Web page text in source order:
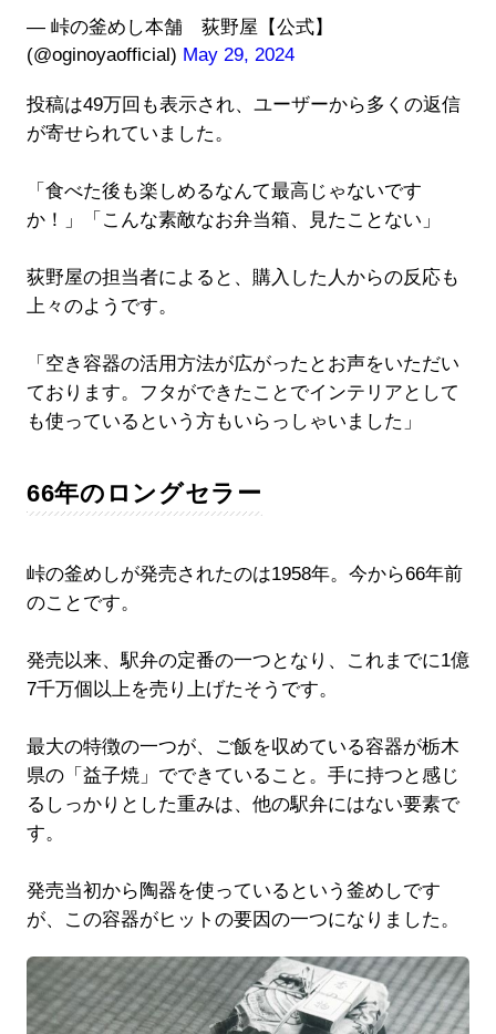
— 峠の釜めし本舗 荻野屋【公式】
(@oginoyaofficial) May 29, 2024
投稿は49万回も表示され、ユーザーから多くの返信
が寄せられていました。
「食べた後も楽しめるなんて最高じゃないです
か！」「こんな素敵なお弁当箱、見たことない」
荻野屋の担当者によると、購入した人からの反応も
上々のようです。
「空き容器の活用方法が広がったとお声をいただい
ております。フタができたことでインテリアとして
も使っているという方もいらっしゃいました」
66年のロングセラー
峠の釜めしが発売されたのは1958年。今から66年前
のことです。
発売以来、駅弁の定番の一つとなり、これまでに1億
7千万個以上を売り上げたそうです。
最大の特徴の一つが、ご飯を収めている容器が栃木
県の「益子焼」でできていること。手に持つと感じ
るしっかりとした重みは、他の駅弁にはない要素で
す。
発売当初から陶器を使っているという釜めしです
が、この容器がヒットの要因の一つになりました。